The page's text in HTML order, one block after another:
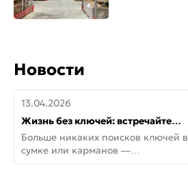
Новости
13.04.2026
Жизнь без ключей: встречайте
новую дверь СИТИ ИНТЕГРА
АйКью!
Больше никаких поисков ключей в
сумке или карманов —
представляем СИТИ ИНТЕГРА